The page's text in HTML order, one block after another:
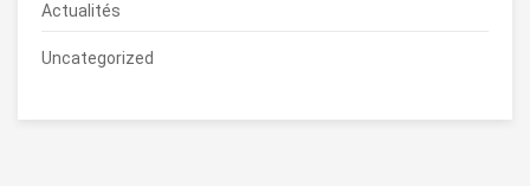
Actualités
Uncategorized